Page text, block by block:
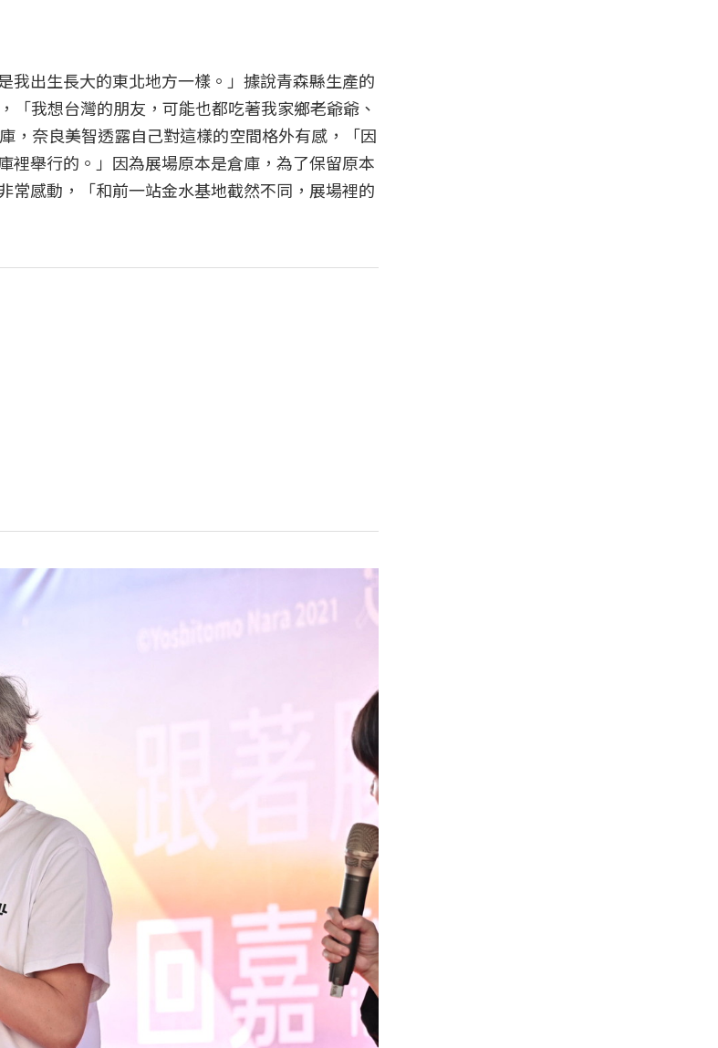
我出生長大的東北地方一樣。」據說青森縣生產的
我想台灣的朋友，可能也都吃著我家鄉老爺爺、
，奈良美智透露自己對這樣的空間格外有感，「因
裡舉行的。」因為展場原本是倉庫，為了保留原本
常感動，「和前一站金水基地截然不同，展場裡的